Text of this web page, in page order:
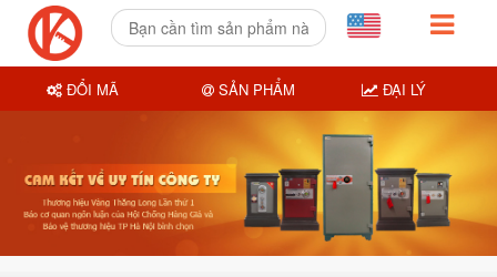
ĐỔI MÃ SẢN PHẨM ĐẠI LÝ